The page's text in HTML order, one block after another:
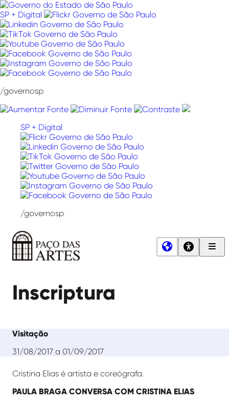
Pular
para
o
conteúdo
SP + Digital
/governosp
SP + Digital
/governosp
Artes
Inscriptura
Visitação
31/08/2017 a 01/09/2017
Cristina Elias é artista e coreógrafa.
PAULA BRAGA CONVERSA COM CRISTINA ELIAS